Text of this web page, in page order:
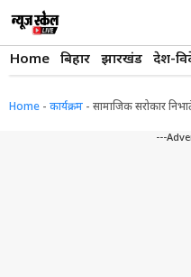
content
Home बिहार झारखंड देश-
Home - कार्यक्रम - सामाजिक सरोकार
---